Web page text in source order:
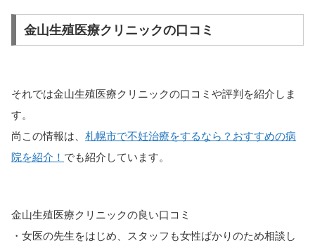
金山生殖医療クリニックの口コミ
それでは金山生殖医療クリニックの口コミや評判を紹介しま
す。
尚この情報は、 札幌市で不妊治療をするなら？おすすめの病
院を紹介！ でも紹介しています。
金山生殖医療クリニックの良い口コミ
・女医の先生をはじめ、スタッフも女性ばかりのため相談し